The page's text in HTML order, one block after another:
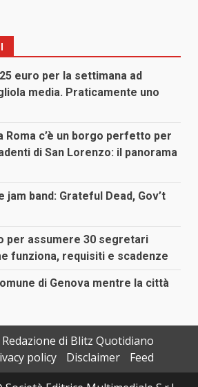
euro per la settimana ad
media. Praticamente uno
Roma c’è un borgo perfetto per
di San Lorenzo: il panorama
band: Grateful Dead, Gov’t
per assumere 30 segretari
funziona, requisiti e scadenze
di Genova mentre la città
Redazione di Blitz Quotidiano
policy Disclaimer
Feed